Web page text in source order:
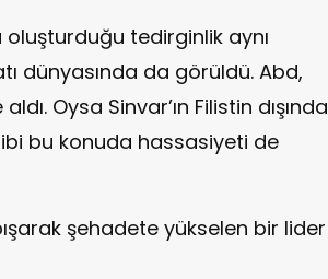
oluşturduğu tedirginlik aynı
dünyasında da görüldü. Abd,
Oysa Sinvar’ın Filistin dışında
bu konuda hassasiyeti de
şehadete yükselen bir lider